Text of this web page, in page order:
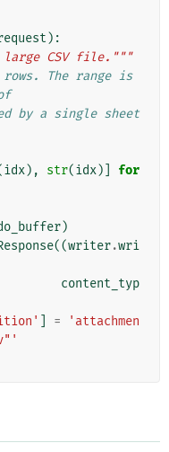
):
large CSV file."""
rows. The range is
by a single sheet
idx), str(idx)]
for
)
((writer.wri
content_typ
=
'attachmen